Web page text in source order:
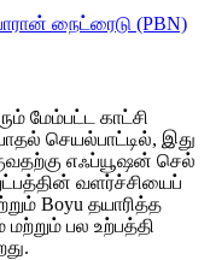
மேம்பட்ட காட்சி
செயல்பாட்டில், இது
எஃப்யூஷன் செல்
வளர்ச்சியைப்
Boyu தயாரித்த
பல உற்பத்தி